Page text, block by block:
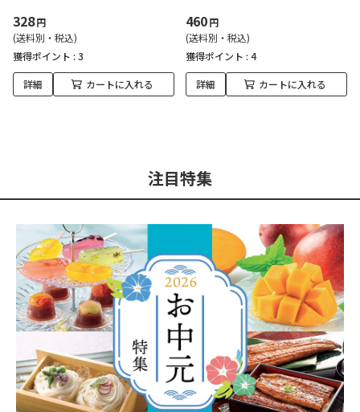
328円
(送料別・税込)
獲得ポイント : 3
詳細 カートに入れる
460円
(送料別・税込)
獲得ポイント : 4
詳細 カートに入れる
注目特集